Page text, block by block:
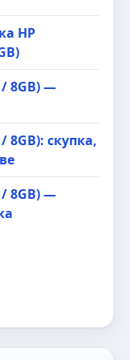
HP
/ 8GB) —
8GB): скупка,
/ 8GB) —